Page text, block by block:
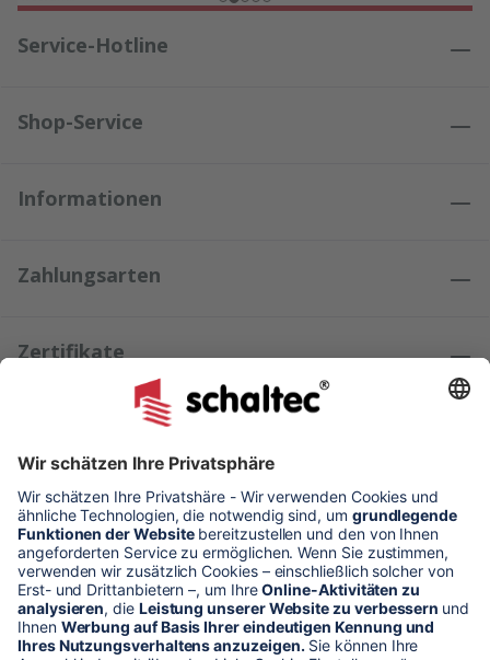
Service-Hotline
Shop-Service
Informationen
Zahlungsarten
Zertifikate
Kundenmeinungen